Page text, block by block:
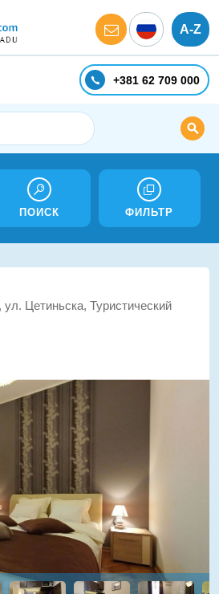
A-Z
+381 62 709 000
ПОИСК ФИЛЬТР
Цетиньска, Туристический